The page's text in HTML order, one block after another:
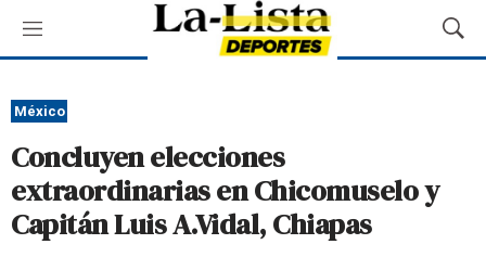
M
e
ú
M
o
México
Concluyen elecciones
extraordinarias en Chicomuselo y
Capitán Luis A.Vidal, Chiapas